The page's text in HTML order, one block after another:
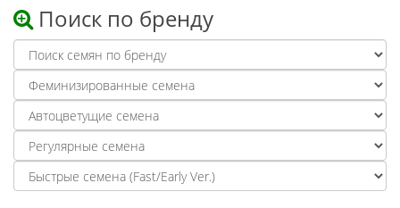
Поиск по бренду